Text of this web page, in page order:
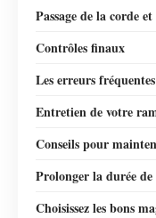
Passage de la corde
Contrôles finaux
Les erreurs
Entretien de votre
Conseils pour
Prolonger la durée
Choisissez les bons